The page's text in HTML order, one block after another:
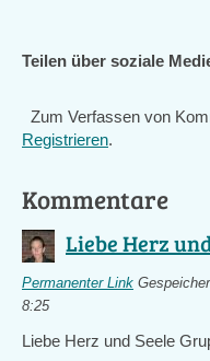
Teilen über soziale
Zum Verfassen von
Registrieren.
Kommentare
Liebe Herz
Permanenter Link
8:25
Liebe Herz und Seele